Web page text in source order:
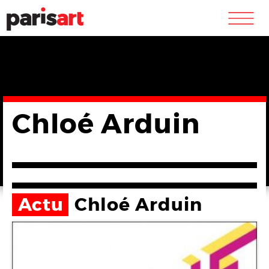
m
Chloé Arduin
Actu Chloé Arduin